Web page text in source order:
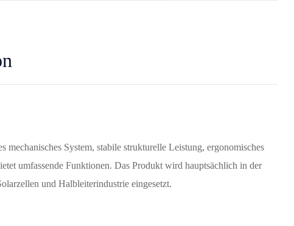
System, stabile strukturelle Leistung, ergonomisches
umfassende Funktionen. Das Produkt wird hauptsächlich in der
und Halbleiterindustrie eingesetzt.